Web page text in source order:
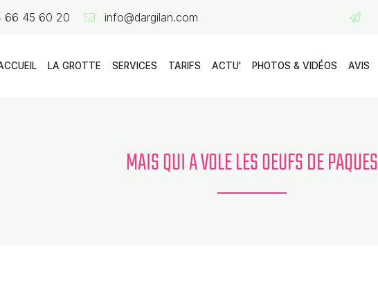
66 45 60 20
LA GROTTE SERVICES TARIFS ACTU' PHOTOS & VIDÉOS AVIS
MAIS QUI A VOLE LES OEUFS DE PAQUES